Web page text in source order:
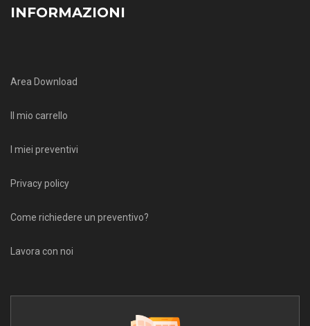
INFORMAZIONI
Area Download
Il mio carrello
I miei preventivi
Privacy policy
Come richiedere un preventivo?
Lavora con noi